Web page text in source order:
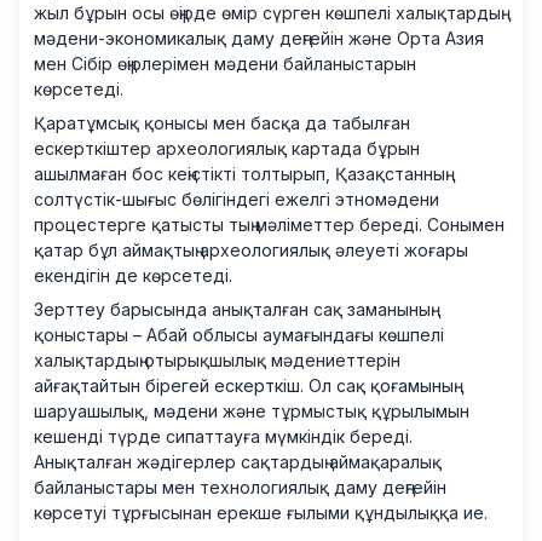
жыл бұрын осы өңірде өмір сүрген көшпелі халықтардың
мәдени-экономикалық даму деңгейін және Орта Азия
мен Сібір өңірлерімен мәдени байланыстарын
көрсетеді.
Қаратұмсық қонысы мен басқа да табылған
ескерткіштер археологиялық картада бұрын
ашылмаған бос кеңістікті толтырып, Қазақстанның
солтүстік-шығыс бөлігіндегі ежелгі этномәдени
процестерге қатысты тың мәліметтер береді. Сонымен
қатар бұл аймақтың археологиялық әлеуеті жоғары
екендігін де көрсетеді.
Зерттеу барысында анықталған сақ заманының
қоныстары – Абай облысы аумағындағы көшпелі
халықтардың отырықшылық мәдениеттерін
айғақтайтын бірегей ескерткіш. Ол сақ қоғамының
шаруашылық, мәдени және тұрмыстық құрылымын
кешенді түрде сипаттауға мүмкіндік береді.
Анықталған жәдігерлер сақтардың аймақаралық
байланыстары мен технологиялық даму деңгейін
көрсетуі тұрғысынан ерекше ғылыми құндылыққа ие.